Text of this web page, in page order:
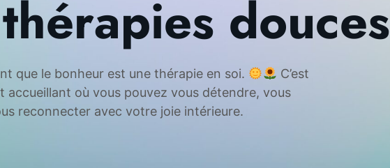
douces
que le bonheur est une thérapie en soi.
C’est
accueillant où vous pouvez vous détendre, vous
reconnecter avec votre joie intérieure.